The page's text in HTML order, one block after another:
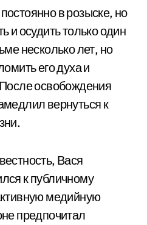
в розыске, но
и осудить только один
несколько лет, но
его духа и
освобождения
вернуться к
Вася
к публичному
медийную
предпочитал